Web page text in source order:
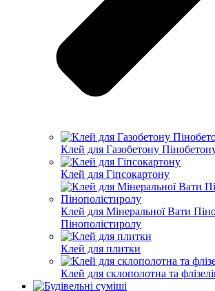
Клей для Газобетону
Клей для Гіпсокартону
Клей для Мінеральної Вати
Пінополістиролу
Клей для плитки
Клей для склополотна та